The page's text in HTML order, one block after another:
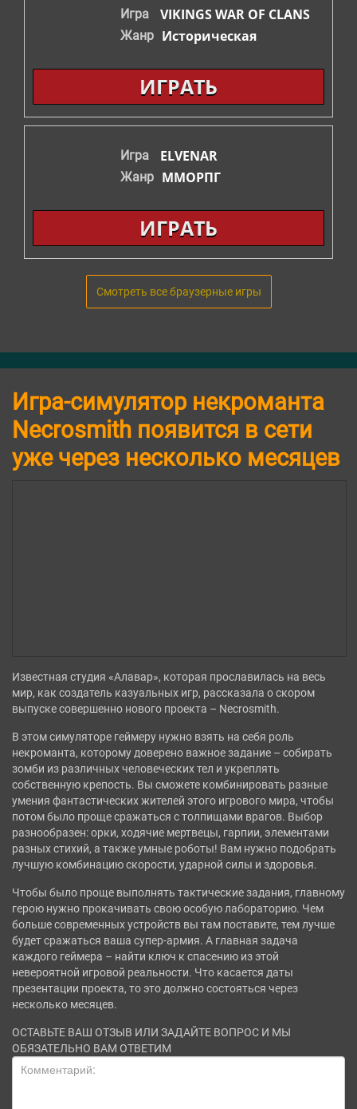
Игра VIKINGS WAR OF CLANS
Жанр Историческая
ИГРАТЬ
Игра ELVENAR
Жанр ММОРПГ
ИГРАТЬ
Смотреть все браузерные игры
Игра-симулятор некроманта
Necrosmith появится в сети
уже через несколько месяцев
Известная студия «Алавар», которая прославилась на весь
мир, как создатель казуальных игр, рассказала о скором
выпуске совершенно нового проекта – Necrosmith.
В этом симуляторе геймеру нужно взять на себя роль
некроманта, которому доверено важное задание – собирать
зомби из различных человеческих тел и укреплять
собственную крепость. Вы сможете комбинировать разные
умения фантастических жителей этого игрового мира, чтобы
потом было проще сражаться с толпищами врагов. Выбор
разнообразен: орки, ходячие мертвецы, гарпии, элементами
разных стихий, а также умные роботы! Вам нужно подобрать
лучшую комбинацию скорости, ударной силы и здоровья.
Чтобы было проще выполнять тактические задания, главному
герою нужно прокачивать свою особую лабораторию. Чем
больше современных устройств вы там поставите, тем лучше
будет сражаться ваша супер-армия. А главная задача
каждого геймера – найти ключ к спасению из этой
невероятной игровой реальности. Что касается даты
презентации проекта, то это должно состояться через
несколько месяцев.
ОСТАВЬТЕ ВАШ ОТЗЫВ ИЛИ ЗАДАЙТЕ ВОПРОС И МЫ
ОБЯЗАТЕЛЬНО ВАМ ОТВЕТИМ